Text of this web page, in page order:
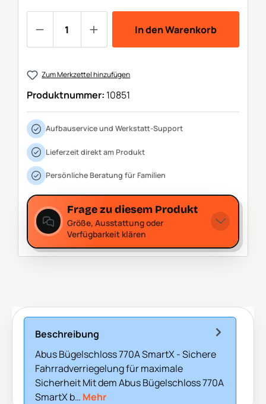
In den Warenkorb
Zum Merkzettel hinzufügen
Produktnummer: 10851
Aufbauservice und Werkstatt-Support
Lieferzeit direkt am Produkt
Persönliche Beratung für Familien
Frage zu diesem Produkt
Größe, Ausstattung oder
Verfügbarkeit klären
Beschreibung
Abus Bügelschloss 770A SmartX - Sichere
Fahrradverriegelung für maximale
Sicherheit Mit dem Abus Bügelschloss 770A
SmartX b… Mehr